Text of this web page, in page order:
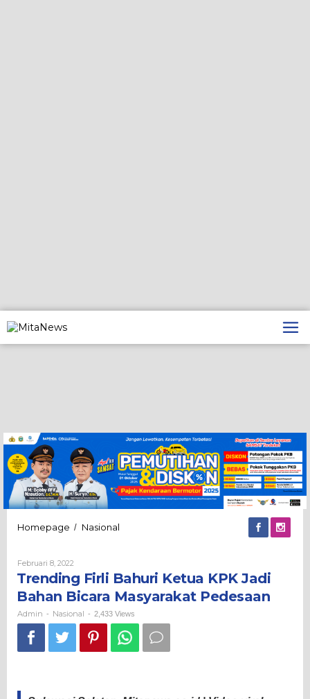
ke
konten
Homepage / Nasional
KPK
Bahan
Bicara
Masyarakat
Pedesaan
Februari 8, 2022
Admin
Trending Firli Bahuri Ketua KPK Jadi
Bahan Bicara Masyarakat Pedesaan
Admin - Nasional - 2,433 Views